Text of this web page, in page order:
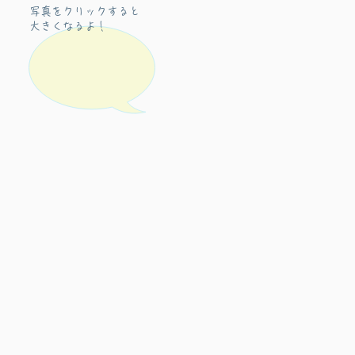
写真をクリックすると
​大きくなるよ！